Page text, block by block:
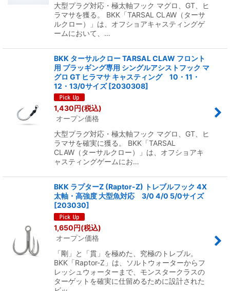
大型プラグ対応・極太軸フック マグロ、GT、ヒ
ラマサを獲る。 BKK「TARSAL CLAW（ターサ
ルクロー）」は、オフショアキャスティングゲ
ームにおいて、…
BKK ターサルクロー TARSAL CLAW フロント
用 プラッギング専用 シングルアシストフック マ
グロ GT ヒラマサ キャスティング 10・11・
12・13/0サイズ [2030308]
1,430円(税込)
オープン価格
大型プラグ対応・極太軸フック マグロ、GT、ヒ
ラマサを確実に獲る。 BKK「TARSAL
CLAW（ターサルクロー）」は、オフショアキ
ャスティングゲームにお…
BKK ラプターZ (Raptor-Z) トレブルフック 4X
太軸・高強度 大型魚対応 3/0 4/0 5/0サイズ
[203030]
1,650円(税込)
オープン価格
「剛」と「貫」を極めた、究極のトレブル。
BKK「Raptor-Z」は、ソルトウォーターからフ
レッシュウォーターまで、モンスタークラスの
ターゲットを確実に仕留めるために設計された